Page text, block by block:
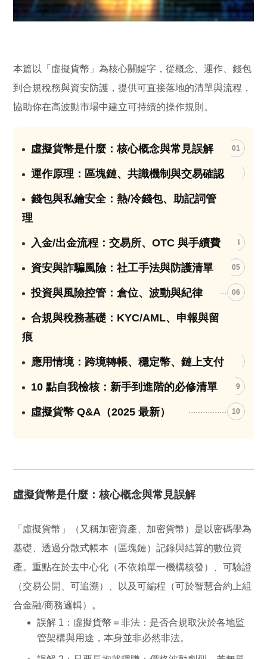
本篇以「虛擬貨幣」為核心關鍵字，從概念、運作、錢包
到合規稅務與資安防護，提供可直接落地的清單與流程，
協助你在高波動市場中建立可持續的操作規則。
虛擬貨幣是什麼：核心概念與常見誤解 01
運作原理：區塊鏈、共識機制與交易確認
錢包與私鑰安全：熱/冷錢包、助記詞管
理
入金/出金流程：交易所、OTC 與手續費 04
資安與詐騙風險：社工手法與防護清單 05
投資與風險控管：倉位、波動與紀律 06
合規與稅務基礎：KYC/AML、申報與留
痕
應用情境：跨境轉帳、穩定幣、鏈上支付
10 點自我檢核：新手到進階的必修清單 09
虛擬貨幣 Q&A（2025 最新） 10
虛擬貨幣是什麼：核心概念與常見誤解
「虛擬貨幣」（又稱加密資產、加密貨幣）是以密碼學為
基礎、透過分散式帳本（區塊鏈）記錄與結算的數位資
產。重點在於去中心化 （不依賴單一機構核發）、可驗證
（交易公開、可追溯）、以及可編程 （可於智慧合約上組
合金融/商務邏輯）。
誤解 1：虛擬貨幣＝非法 ：是否合規取決於各地監
管架構與用途，本身並非必然非法。